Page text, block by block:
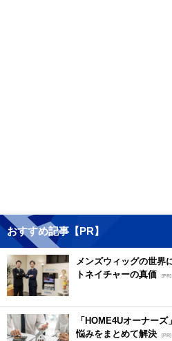
おすすめ記事【PR】
メンズウィッグの世界
トネイチャーの真価 [PR]
「HOME4Uオーナー
悩みをまとめて解決 [PR]